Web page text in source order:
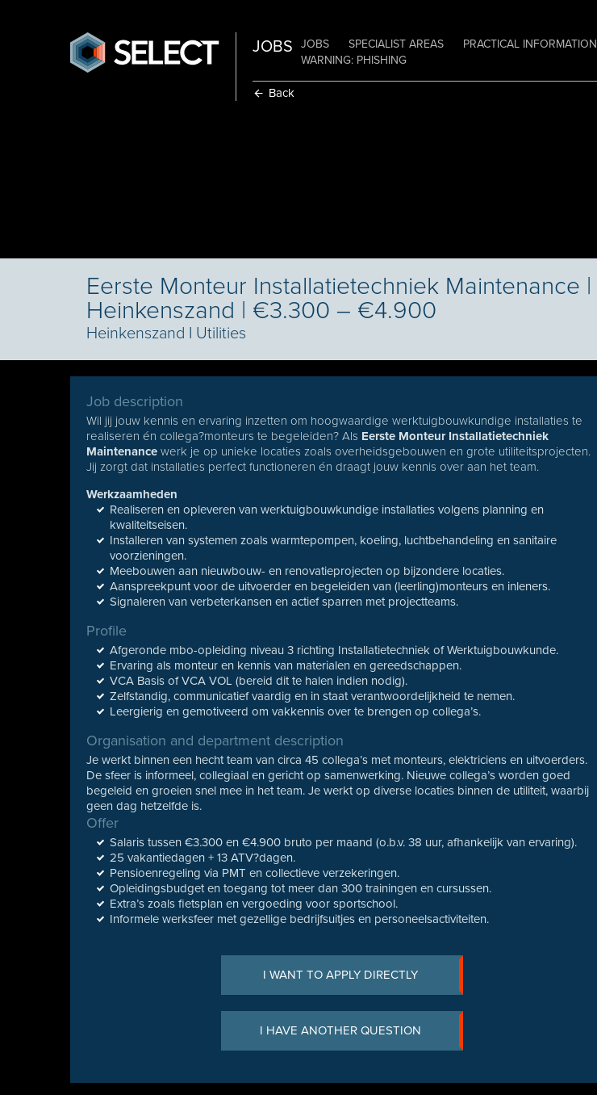
JOBS JOBS SPECIALIST AREAS PRACTICAL INFORMATION
WARNING: PHISHING
Back
Eerste Monteur Installatietechniek Maintenance |
Heinkenszand | €3.300 – €4.900
Heinkenszand I Utilities
Job description
Wil jij jouw kennis en ervaring inzetten om hoogwaardige werktuigbouwkundige installaties te
realiseren én collega?monteurs te begeleiden? Als Eerste Monteur Installatietechniek
Maintenance werk je op unieke locaties zoals overheidsgebouwen en grote utiliteitsprojecten.
Jij zorgt dat installaties perfect functioneren én draagt jouw kennis over aan het team.
Werkzaamheden
Realiseren en opleveren van werktuigbouwkundige installaties volgens planning en
kwaliteitseisen.
Installeren van systemen zoals warmtepompen, koeling, luchtbehandeling en sanitaire
voorzieningen.
Meebouwen aan nieuwbouw- en renovatieprojecten op bijzondere locaties.
Aanspreekpunt voor de uitvoerder en begeleiden van (leerling)monteurs en inleners.
Signaleren van verbeterkansen en actief sparren met projectteams.
Profile
Afgeronde mbo-opleiding niveau 3 richting Installatietechniek of Werktuigbouwkunde.
Ervaring als monteur en kennis van materialen en gereedschappen.
VCA Basis of VCA VOL (bereid dit te halen indien nodig).
Zelfstandig, communicatief vaardig en in staat verantwoordelijkheid te nemen.
Leergierig en gemotiveerd om vakkennis over te brengen op collega’s.
Organisation and department description
Je werkt binnen een hecht team van circa 45 collega’s met monteurs, elektriciens en uitvoerders.
De sfeer is informeel, collegiaal en gericht op samenwerking. Nieuwe collega’s worden goed
begeleid en groeien snel mee in het team. Je werkt op diverse locaties binnen de utiliteit, waarbij
geen dag hetzelfde is.
Offer
Salaris tussen €3.300 en €4.900 bruto per maand (o.b.v. 38 uur, afhankelijk van ervaring).
25 vakantiedagen + 13 ATV?dagen.
Pensioenregeling via PMT en collectieve verzekeringen.
Opleidingsbudget en toegang tot meer dan 300 trainingen en cursussen.
Extra’s zoals fietsplan en vergoeding voor sportschool.
Informele werksfeer met gezellige bedrijfsuitjes en personeelsactiviteiten.
I WANT TO APPLY DIRECTLY
I HAVE ANOTHER QUESTION